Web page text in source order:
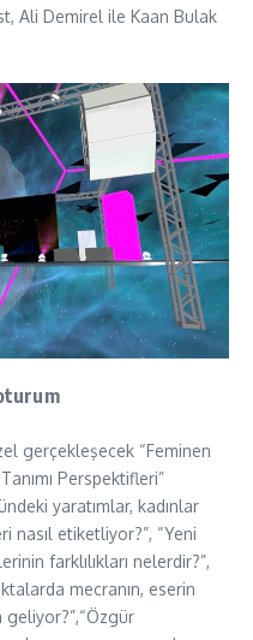
Ali Demirel ile Kaan Bulak
gerçekleşecek “Feminen
Perspektifleri”
yaratımlar, kadınlar
nasıl etiketliyor?”, “Yeni
farklılıkları nelerdir?”,
mecranın, eserin
geliyor?”,“Özgür